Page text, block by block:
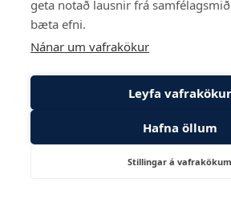
geta notað lausnir frá
bæta efni.
Nánar um vafrakökur
Leyfa vafrakökur
Hafna öllum
Stillingar á vafrakökum
Suðurlandsbraut 24, 108 Reykjavík